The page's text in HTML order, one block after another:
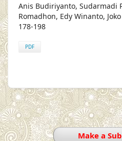
Anis Budiriyanto, Sudarmadi
Romadhon, Edy Winanto,
178-198
PDF
Make a